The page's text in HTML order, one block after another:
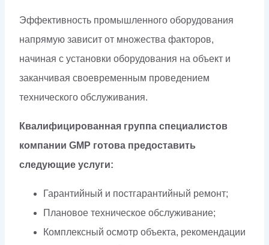
Эффективность промышленного оборудования
напрямую зависит от множества факторов,
начиная с установки оборудования на объект и
заканчивая своевременным проведением
технического обслуживания.
Квалифицированная группа специалистов
компании GMP готова предоставить
следующие услуги:
Гарантийный и постгарантийный ремонт;
Плановое техническое обслуживание;
Комплексный осмотр объекта, рекомендации